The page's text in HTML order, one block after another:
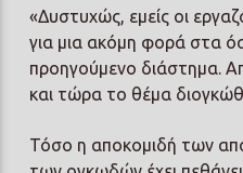
Prisma Radio
«Δυστυχώς, εμείς οι
για μια ακόμη φορά στα
προηγούμενο διάστημα.
και τώρα το θέμα
Τόσο η αποκομιδή των